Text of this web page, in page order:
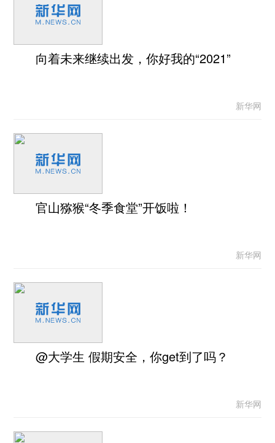
向着未来继续出发，你好我的“2021”
新华网
官山猕猴“冬季食堂”开饭啦！
新华网
@大学生 假期安全，你get到了吗？
新华网